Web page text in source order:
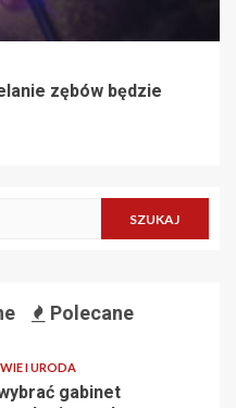
zębów będzie
Polecane
I URODA
gabinet